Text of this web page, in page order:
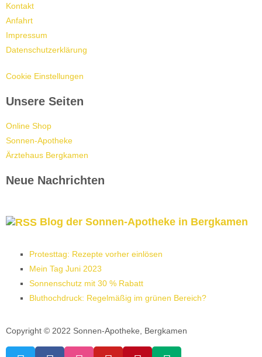
Kontakt
Anfahrt
Impressum
Datenschutzerklärung
Cookie Einstellungen
Unsere Seiten
Online Shop
Sonnen-Apotheke
Ärztehaus Bergkamen
Neue Nachrichten
Blog der Sonnen-Apotheke in Bergkamen
Protesttag: Rezepte vorher einlösen
Mein Tag Juni 2023
Sonnenschutz mit 30 % Rabatt
Bluthochdruck: Regelmäßig im grünen Bereich?
Copyright © 2022 Sonnen-Apotheke, Bergkamen